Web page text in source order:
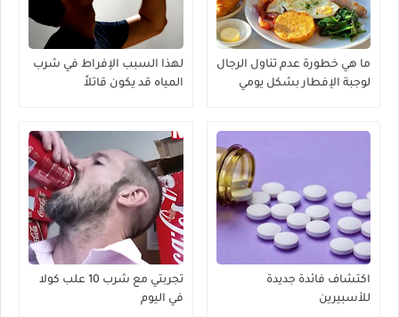
ما هي خطورة عدم تناول الرجال
لوجبة الإفطار بشكل يومي
لهذا السبب الإفراط في شرب
المياه قد يكون قاتلاً
اكتشاف فائدة جديدة
للأسبيرين
تجربتي مع شرب 10 علب كولا
في اليوم